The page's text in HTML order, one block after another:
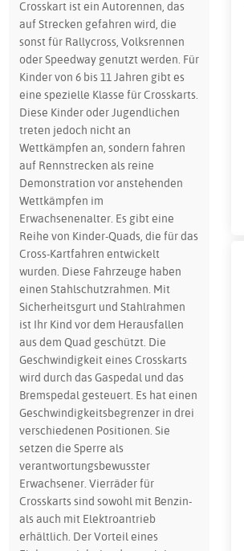
Crosskart ist ein Autorennen, das
auf Strecken gefahren wird, die
sonst für Rallycross, Volksrennen
oder Speedway genutzt werden. Für
Kinder von 6 bis 11 Jahren gibt es
eine spezielle Klasse für Crosskarts.
Diese Kinder oder Jugendlichen
treten jedoch nicht an
Wettkämpfen an, sondern fahren
auf Rennstrecken als reine
Demonstration vor anstehenden
Wettkämpfen im
Erwachsenenalter. Es gibt eine
Reihe von Kinder-Quads, die für das
Cross-Kartfahren entwickelt
wurden. Diese Fahrzeuge haben
einen Stahlschutzrahmen. Mit
Sicherheitsgurt und Stahlrahmen
ist Ihr Kind vor dem Herausfallen
aus dem Quad geschützt. Die
Geschwindigkeit eines Crosskarts
wird durch das Gaspedal und das
Bremspedal gesteuert. Es hat einen
Geschwindigkeitsbegrenzer in drei
verschiedenen Positionen. Sie
setzen die Sperre als
verantwortungsbewusster
Erwachsener. Vierräder für
Crosskarts sind sowohl mit Benzin-
als auch mit Elektroantrieb
erhältlich. Der Vorteil eines